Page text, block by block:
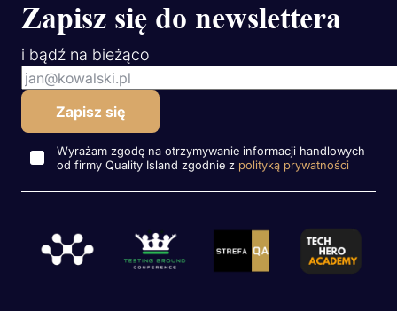
Zapisz się do newslettera
i bądź na bieżąco
Wyrażam zgodę na otrzymywanie informacji handlowych
od firmy Quality Island zgodnie z polityką prywatności